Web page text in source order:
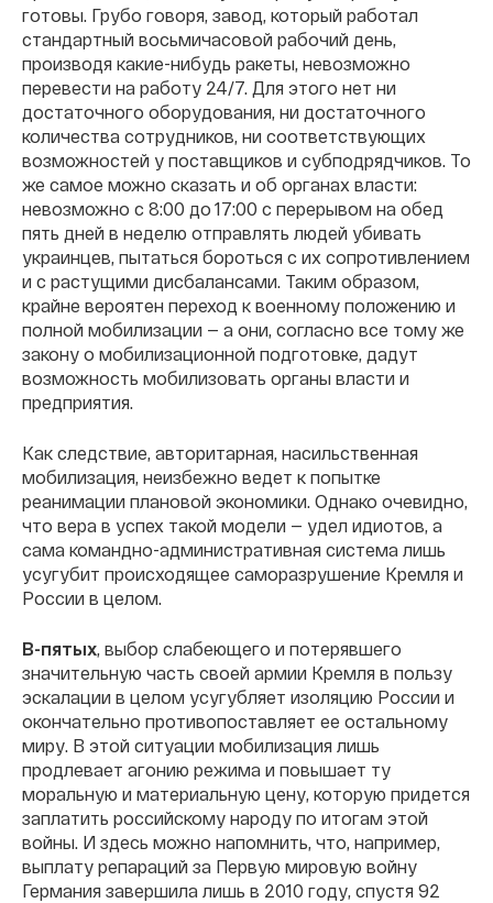
готовы. Грубо говоря, завод, который работал
стандартный восьмичасовой рабочий день,
производя какие-нибудь ракеты, невозможно
перевести на работу 24/7. Для этого нет ни
достаточного оборудования, ни достаточного
количества сотрудников, ни соответствующих
возможностей у поставщиков и субподрядчиков. То
же самое можно сказать и об органах власти:
невозможно с 8:00 до 17:00 с перерывом на обед
пять дней в неделю отправлять людей убивать
украинцев, пытаться бороться с их сопротивлением
и с растущими дисбалансами. Таким образом,
крайне вероятен переход к военному положению и
полной мобилизации — а они, согласно все тому же
закону о мобилизационной подготовке, дадут
возможность мобилизовать органы власти и
предприятия.
Как следствие, авторитарная, насильственная
мобилизация, неизбежно ведет к попытке
реанимации плановой экономики. Однако очевидно,
что вера в успех такой модели — удел идиотов, а
сама командно-административная система лишь
усугубит происходящее саморазрушение Кремля и
России в целом.
В-пятых, выбор слабеющего и потерявшего
значительную часть своей армии Кремля в пользу
эскалации в целом усугубляет изоляцию России и
окончательно противопоставляет ее остальному
миру. В этой ситуации мобилизация лишь
продлевает агонию режима и повышает ту
моральную и материальную цену, которую придется
заплатить российскому народу по итогам этой
войны. И здесь можно напомнить, что, например,
выплату репараций за Первую мировую войну
Германия завершила лишь в 2010 году, спустя 92